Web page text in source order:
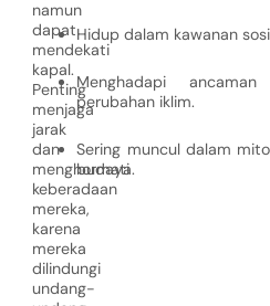
namun
dapat
mendekati
kapal.
Penting
menjaga
jarak
dan
menghormati
keberadaan
mereka,
karena
mereka
dilindungi
undang-
Hidup dalam kawanan
Menghadapi
perubahan iklim.
Sering muncul dalam
budaya.